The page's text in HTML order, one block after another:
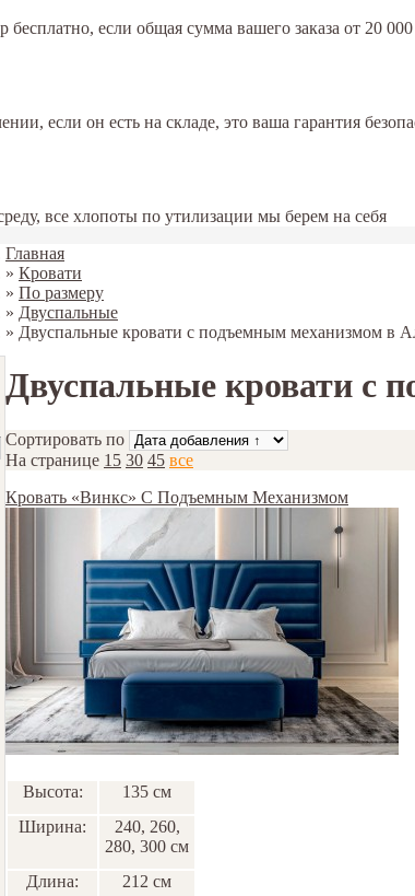
если общая сумма вашего заказа от 20
если он есть на складе, это ваша гарантия
все хлопоты по утилизации мы берем на себя
Главная
» Кровати
» По размеру
» Двуспальные
» Двуспальные кровати с подъемным механизмом в
Двуспальные кровати с
Сортировать по
На странице 15 30 45 все
Кровать «Винкс» С Подъемным Механизмом
Высота:
135 см
Ширина:
240, 260,
280, 300 см
Длина:
212 см